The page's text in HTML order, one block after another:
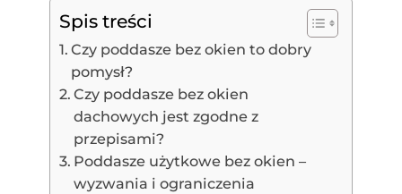
Spis treści
Czy poddasze bez okien to dobry
pomysł?
Czy poddasze bez okien
dachowych jest zgodne z
przepisami?
Poddasze użytkowe bez okien –
wyzwania i ograniczenia